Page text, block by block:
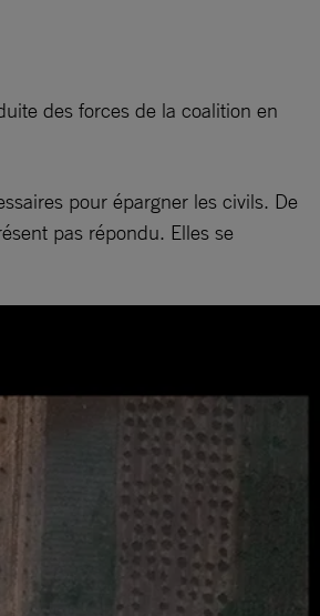
des forces de la coalition en
pour épargner les civils. De
pas répondu. Elles se